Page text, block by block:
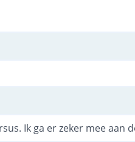
Ik ga er zeker mee aan